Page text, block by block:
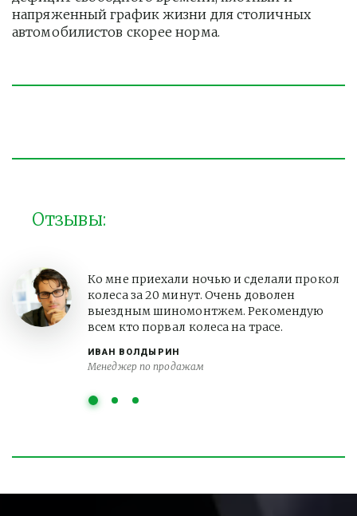
напряженный график жизни для столичных
автомобилистов скорее норма.
Отзывы:
ИВАН ВОЛДЫРИН
Менеджер по продажам
Ко мне приехали ночью и сделали прокол
колеса за 20 минут. Очень доволен
выездным шиномонтжем. Рекомендую
всем кто порвал колеса на трасе.